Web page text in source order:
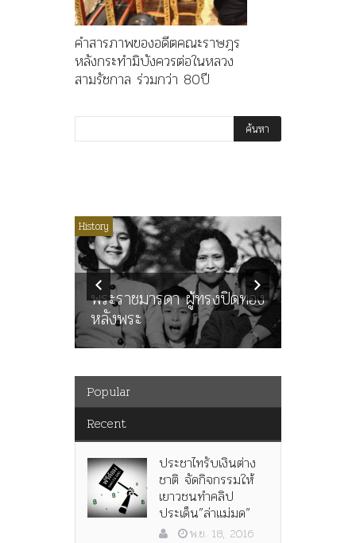
คำสารภาพของอดีตคณะราษฎร
หลังกระทำมิบังควรต่อในหลวง
สามรัชกาล ร่วมกว่า 80ปี
History
พระราชมารดา ผู้ทรงปิดทอง
หลังพระ
Popular
Recent
ประชาไทรับเงินต่าง
ชาติ จัดกิจกรรมให้
เยาวชนทำคลิป
ประเด็น”ล่าแม่มด”
พ.ย. 18, 2016